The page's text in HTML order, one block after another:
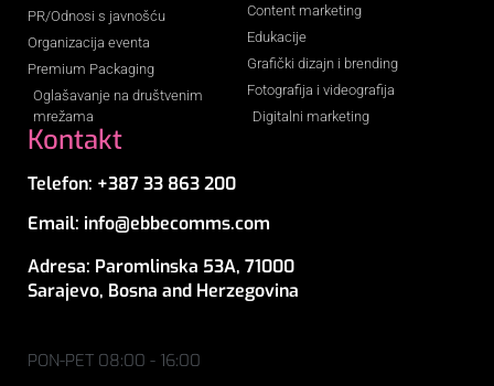
PR/Odnosi s javnošću
Organizacija eventa
Premium Packaging
Oglašavanje na društvenim
mrežama
Content marketing
Edukacije
Grafički dizajn i brending
Fotografija i videografija
Digitalni marketing
Kontakt
Telefon: +387 33 863 200
Email: info@ebbecomms.com
Adresa: Paromlinska 53A, 71000
Sarajevo, Bosna and Herzegovina
PON-PET 08:00 - 16:00